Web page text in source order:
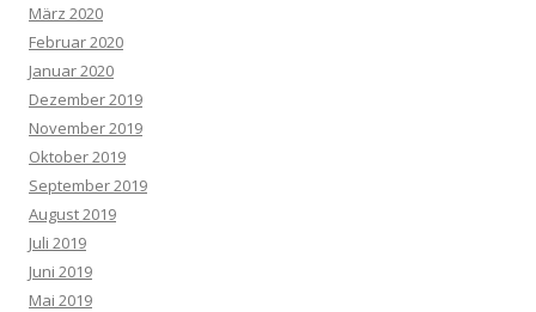
März 2020
Februar 2020
Januar 2020
Dezember 2019
November 2019
Oktober 2019
September 2019
August 2019
Juli 2019
Juni 2019
Mai 2019